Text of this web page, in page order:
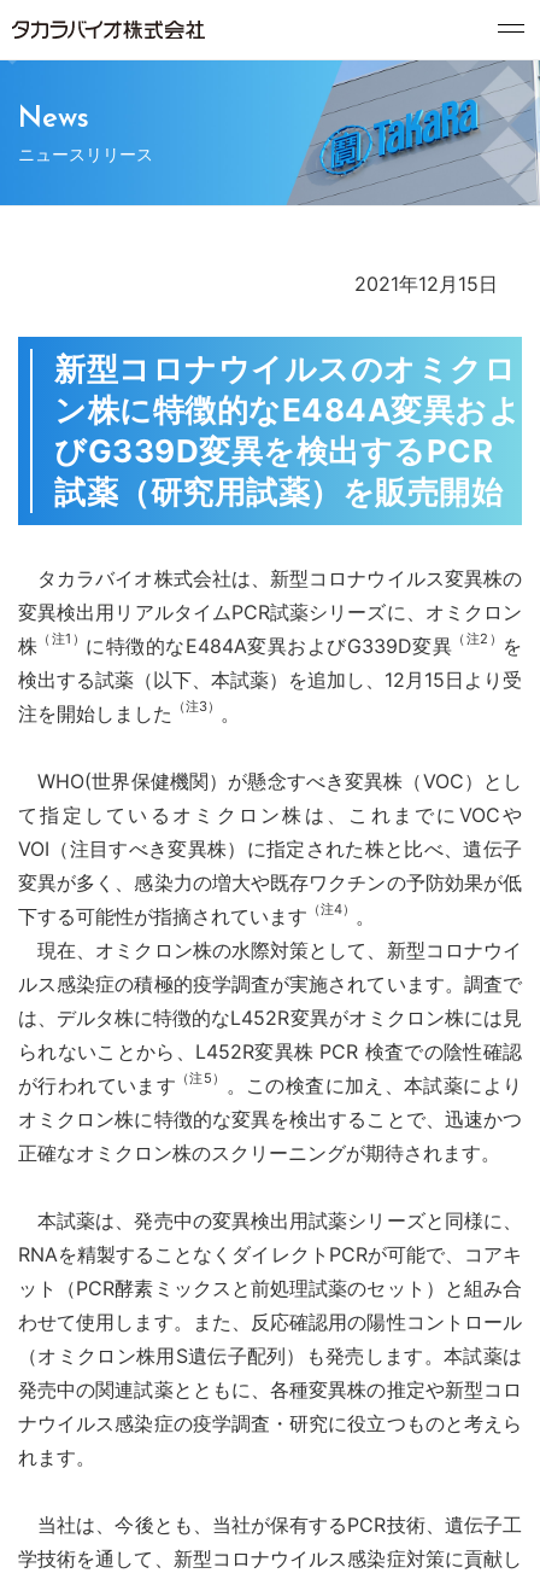
News
ニュースリリース
2021年12月15日
新型コロナウイルスのオミクロ
ン株に特徴的なE484A変異およ
びG339D変異を検出するPCR
試薬（研究用試薬）を販売開始
タカラバイオ株式会社は、新型コロナウイルス変異株の
変異検出用リアルタイムPCR試薬シリーズに、オミクロン
株 （注1） に特徴的なE484A変異およびG339D変異 （注2）
を
検出する試薬（以下、本試薬）を追加し、12月15日より受
注を開始しました
（注3） 。
WHO(世界保健機関）が懸念すべき変異株（VOC）とし
て指定しているオミクロン株は、これまでにVOCや
VOI（注目すべき変異株）に指定された株と比べ、遺伝子
変異が多く、感染力の増大や既存ワクチンの予防効果が低
下する可能性が指摘されています （注4） 。
現在、オミクロン株の水際対策として、新型コロナウイ
ルス感染症の積極的疫学調査が実施されています。調査で
は、デルタ株に特徴的なL452R変異がオミクロン株には見
られないことから、L452R変異株 PCR 検査での陰性確認
が行われています （注5） 。この検査に加え、本試薬により
オミクロン株に特徴的な変異を検出することで、迅速かつ
正確なオミクロン株のスクリーニングが期待されます。
本試薬は、発売中の変異検出用試薬シリーズと同様に、
RNAを精製することなくダイレクトPCRが可能で、コアキ
ット（PCR酵素ミックスと前処理試薬のセット）と組み合
わせて使用します。また、反応確認用の陽性コントロール
（オミクロン株用S遺伝子配列）も発売します。本試薬は
発売中の関連試薬とともに、各種変異株の推定や新型コロ
ナウイルス感染症の疫学調査・研究に役立つものと考えら
れます。
当社は、今後とも、当社が保有するPCR技術、遺伝子工
学技術を通して、新型コロナウイルス感染症対策に貢献し